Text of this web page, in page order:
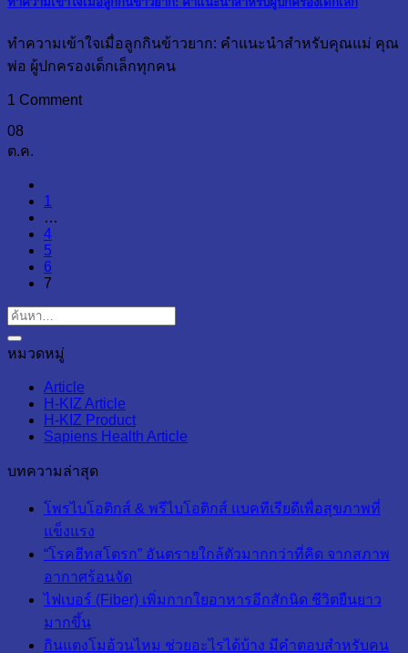
ทำความเข้าใจเมื่อลูกกินข้าวยาก: คำแนะนำสำหรับคุณแม่ คุณ
พ่อ ผู้ปกครองเด็กเล็กทุกคน
1 Comment
08
ต.ค.
1
…
4
5
6
7
หมวดหมู่
Article
H-KIZ Article
H-KIZ Product
Sapiens Health Article
บทความล่าสุด
โพรไบโอติกส์ & พรีไบโอติกส์ แบคทีเรียดีเพื่อสุขภาพที่
แข็งแรง
“โรคฮีทสโตรก” อันตรายใกล้ตัวมากกว่าที่คิด จากสภาพ
อากาศร้อนจัด
ไฟเบอร์ (Fiber) เพิ่มกากใยอาหารอีกสักนิด ชีวิตยืนยาว
มากขึ้น
กินแตงโมอ้วนไหม ช่วยอะไรได้บ้าง มีคำตอบสำหรับคน